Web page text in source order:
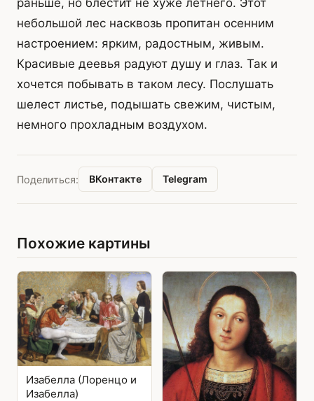
раньше, но блестит не хуже летнего. Этот
небольшой лес насквозь пропитан осенним
настроением: ярким, радостным, живым.
Красивые деевья радуют душу и глаз. Так и
хочется побывать в таком лесу. Послушать
шелест листье, подышать свежим, чистым,
немного прохладным воздухом.
Поделиться: ВКонтакте Telegram
Похожие картины
Изабелла (Лоренцо и
Изабелла)